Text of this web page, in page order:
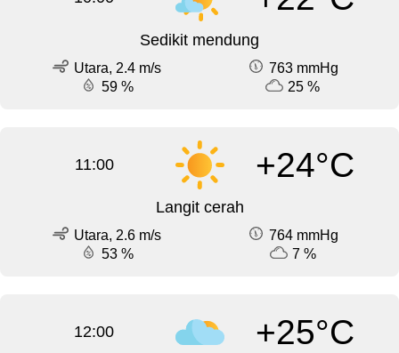
Sedikit mendung
Utara, 2.4 m/s
763 mmHg
59 %
25 %
11:00 +24°C
Langit cerah
Utara, 2.6 m/s
764 mmHg
53 %
7 %
12:00 +25°C